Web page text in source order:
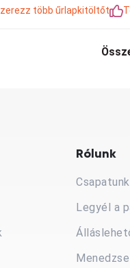
több űrlapkitöltőt
Rólunk
Csapatunk
Legyél a